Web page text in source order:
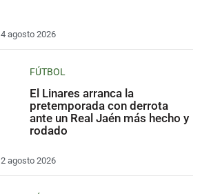
4 agosto 2026
FÚTBOL
El Linares arranca la
pretemporada con derrota
ante un Real Jaén más hecho y
rodado
2 agosto 2026